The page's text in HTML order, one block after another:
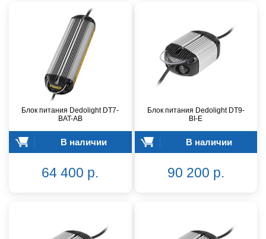
Блок питания Dedolight DT7-
BAT-AB
В наличии
64 400 р.
Блок питания Dedolight DT9-
BI-E
В наличии
90 200 р.